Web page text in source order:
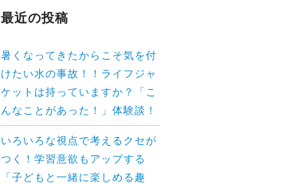
最近の投稿
暑くなってきたからこそ気を付
けたい水の事故！！ライフジャ
ケットは持っていますか？「こ
んなことがあった！」体験談！
いろいろな視点で考えるクセが
つく！学習意欲もアップする
「子どもと一緒に楽しめる趣